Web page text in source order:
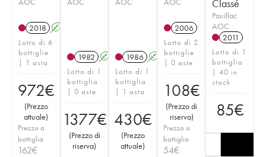
2018 A
Lotto di 6
bottiglie
| 1 asta
972€
(Prezzo
attuale)
Prezzo a
bottiglia
162€
1982 A
Lotto di 1
bottiglia
| 0 aste
1377€
(Prezzo di
riserva)
1986 A
Lotto di 1
bottiglia
| 1 asta
430€
(Prezzo
attuale)
2006
Lotto di 2
bottiglie
| 0 aste
108€
(Prezzo di
riserva)
Prezzo a
bottiglia
54€
Classé
Pauillac
AOC
2011
Lotto di 1
bottiglia
| 40 in
stock
85€